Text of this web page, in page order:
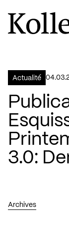
Aller à la page
Logo Kollectif
Actualité
3.0:
Archives